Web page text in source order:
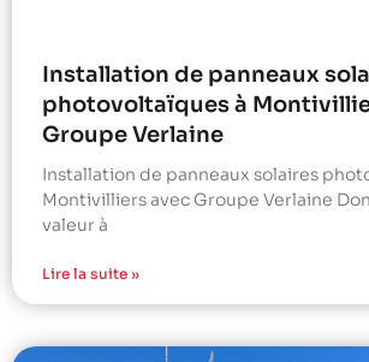
Installation de panneaux
photovoltaïques à
Groupe Verlaine
Installation de panneaux solaires
Montivilliers avec Groupe Verlaine
valeur à
Lire la suite »